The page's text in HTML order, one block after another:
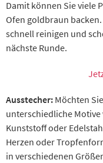
Damit können Sie viele
Ofen goldbraun
schnell reinigen und
nächste Runde.
Ausstecher: Möchten
unterschiedliche
Kunststoff oder
Herzen oder
in verschiedenen